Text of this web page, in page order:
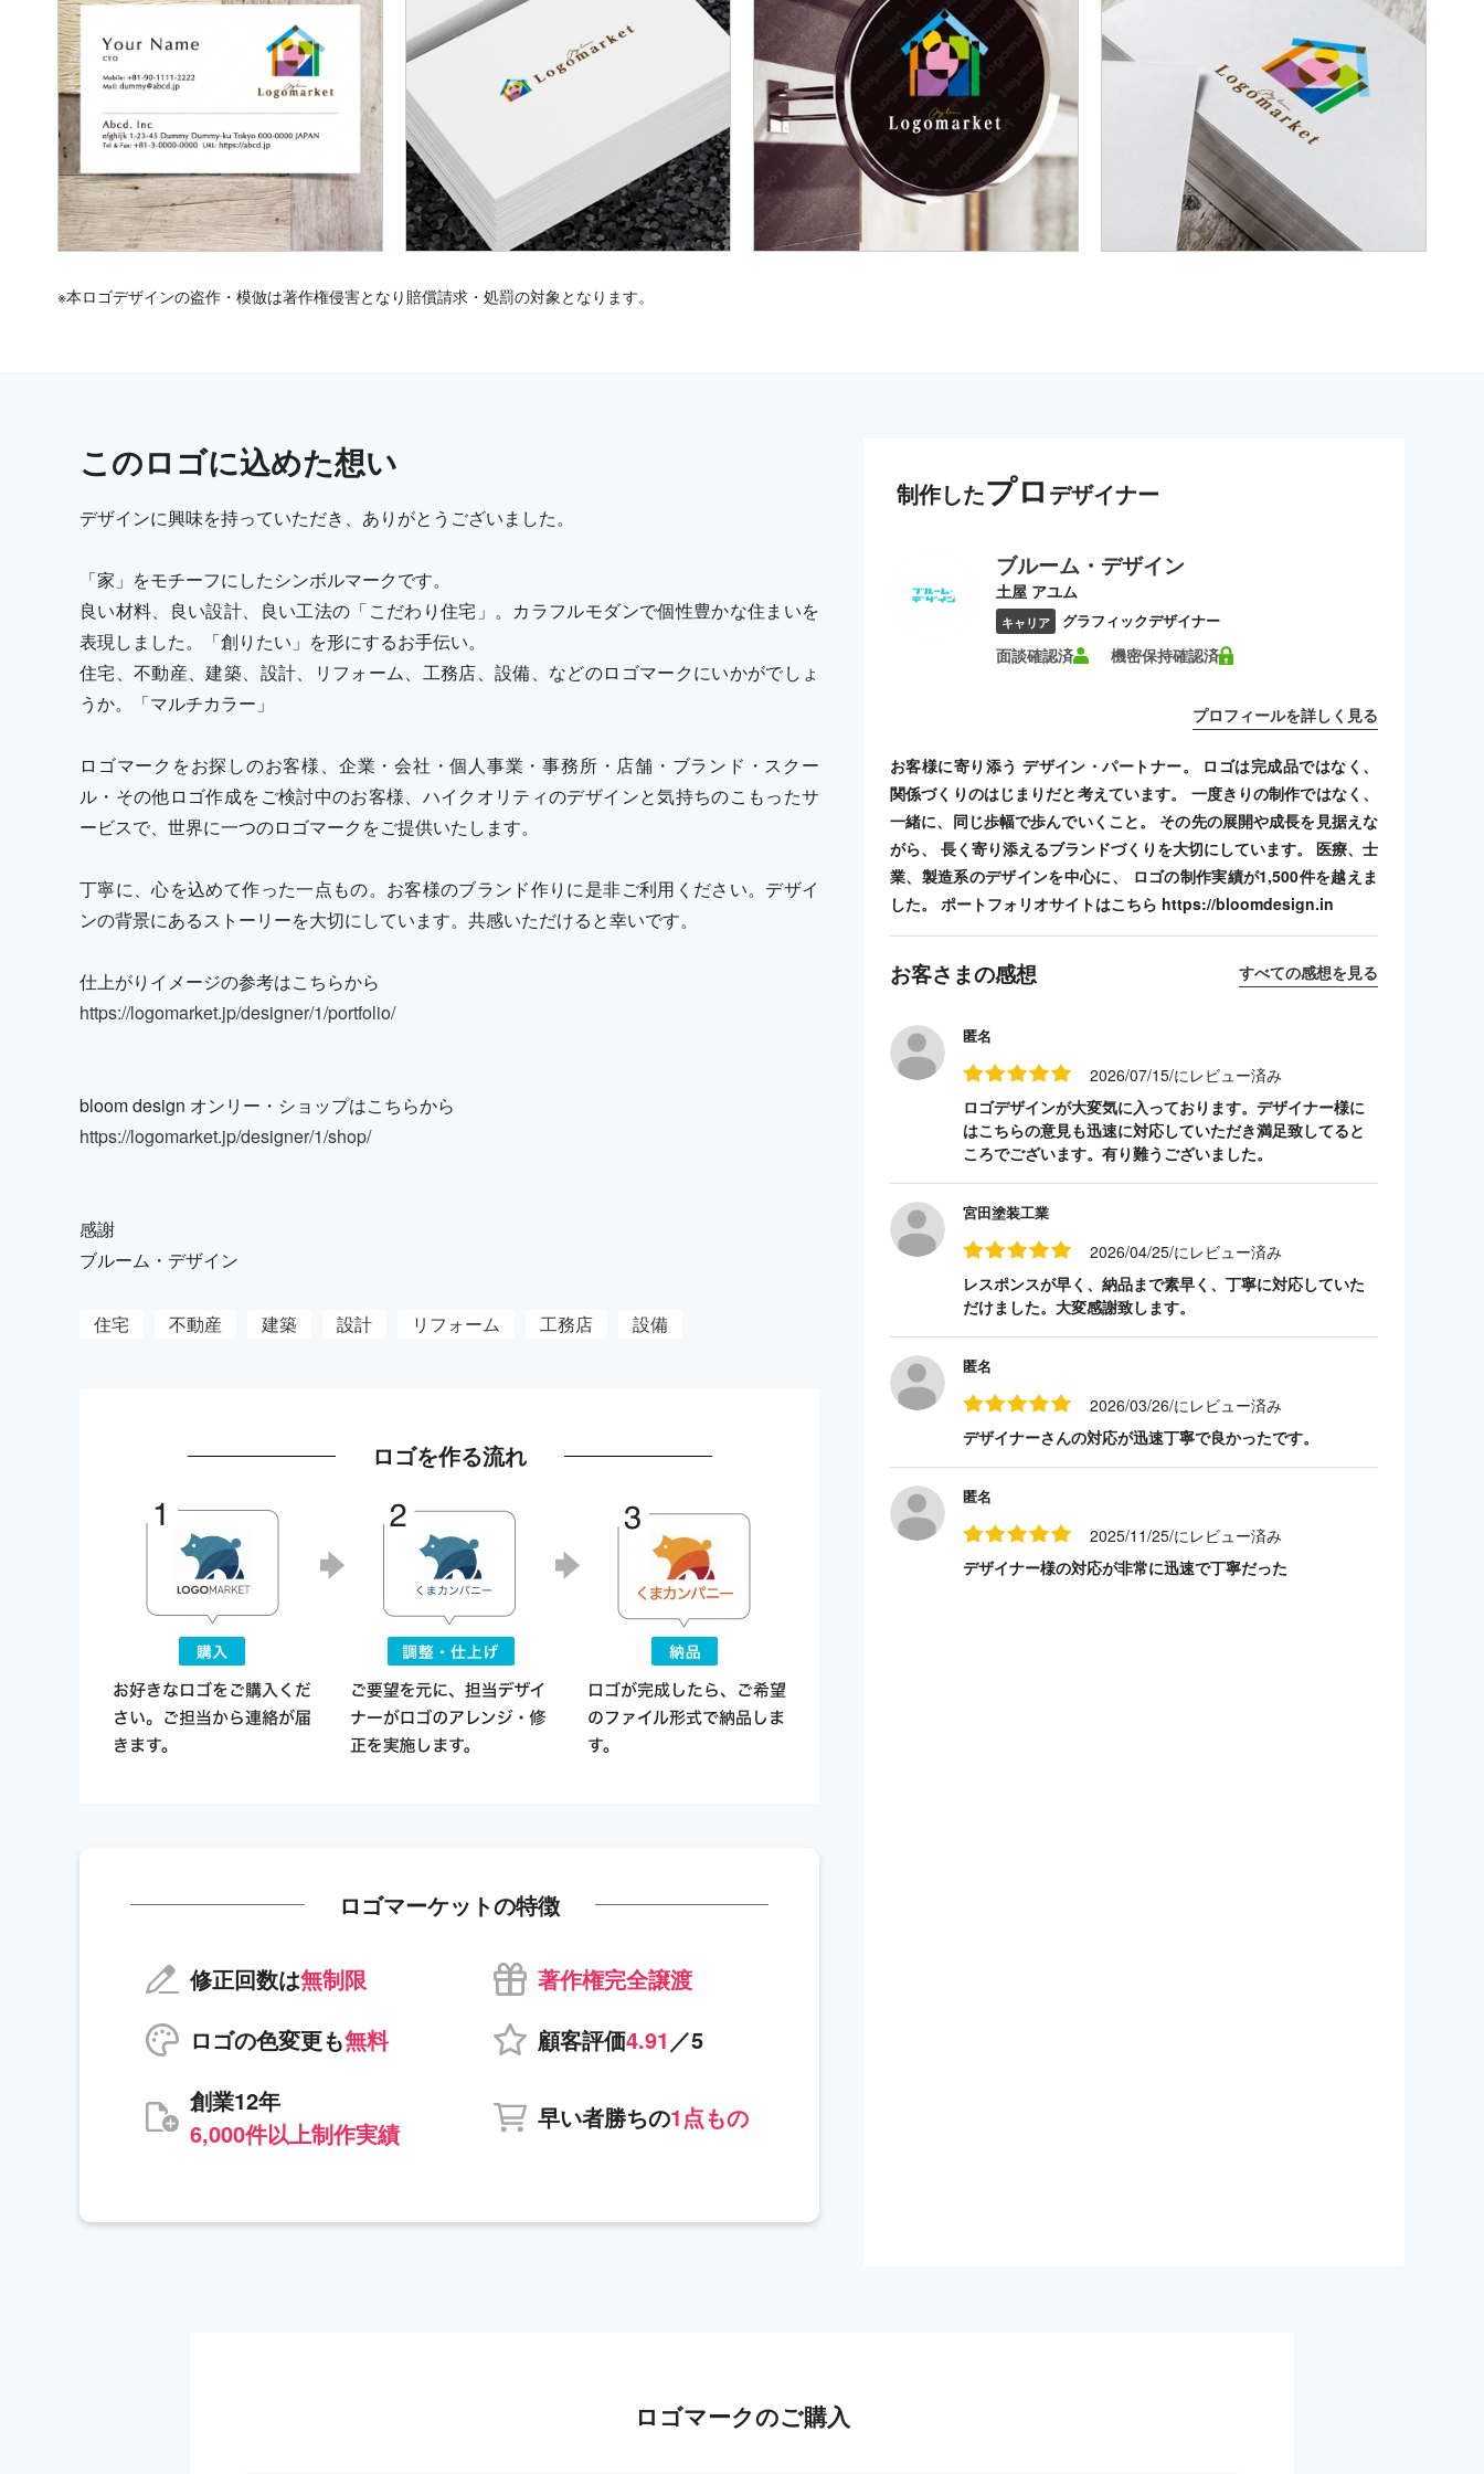
※本ロゴデザインの盗作・模倣は著作権侵害となり賠償請求・処罰の対象となります。
このロゴに込めた想い
デザインに興味を持っていただき、ありがとうございました。
「家」をモチーフにしたシンボルマークです。
良い材料、良い設計、良い工法の「こだわり住宅」。カラフルモダンで個性豊かな住まいを
表現しました。「創りたい」を形にするお手伝い。
住宅、不動産、建築、設計、リフォーム、工務店、設備、などのロゴマークにいかがでしょ
うか。「マルチカラー」
ロゴマークをお探しのお客様、企業・会社・個人事業・事務所・店舗・ブランド・スクー
ル・その他ロゴ作成をご検討中のお客様、ハイクオリティのデザインと気持ちのこもったサ
ービスで、世界に一つのロゴマークをご提供いたします。
丁寧に、心を込めて作った一点もの。お客様のブランド作りに是非ご利用ください。デザイ
ンの背景にあるストーリーを大切にしています。共感いただけると幸いです。
仕上がりイメージの参考はこちらから
https://logomarket.jp/designer/1/portfolio/
bloom design オンリー・ショップはこちらから
https://logomarket.jp/designer/1/shop/
感謝
ブルーム・デザイン
住宅 不動産 建築 設計 リフォーム 工務店 設備
ロゴを作る流れ
ロゴマーケットの特徴
修正回数は無制限
著作権完全譲渡
ロゴの色変更も無料 顧客評価4.91 ／5
創業12年
6,000件以上制作実績
早い者勝ちの1点もの
制作したプロ デザイナー
ブルーム・デザイン
土屋 アユム
キャリア グラフィックデザイナー
面談確認済 機密保持確認済
プロフィールを詳しく見る
お客様に寄り添う デザイン・パートナー。 ロゴは完成品ではなく、
関係づくりのはじまりだと考えています。 一度きりの制作ではなく、
一緒に、同じ歩幅で歩んでいくこと。 その先の展開や成長を見据えな
がら、 長く寄り添えるブランドづくりを大切にしています。 医療、士
業、製造系のデザインを中心に、 ロゴの制作実績が1,500件を越えま
した。 ポートフォリオサイトはこちら https://bloomdesign.in
お客さまの感想 すべての感想を見る
匿名
2026/07/15/にレビュー済み
ロゴデザインが大変気に入っております。デザイナー様に
はこちらの意見も迅速に対応していただき満足致してると
ころでございます。有り難うございました。
宮田塗装工業
2026/04/25/にレビュー済み
レスポンスが早く、納品まで素早く、丁寧に対応していた
だけました。大変感謝致します。
匿名
2026/03/26/にレビュー済み
デザイナーさんの対応が迅速丁寧で良かったです。
匿名
2025/11/25/にレビュー済み
デザイナー様の対応が非常に迅速で丁寧だった
ロゴマークのご購入